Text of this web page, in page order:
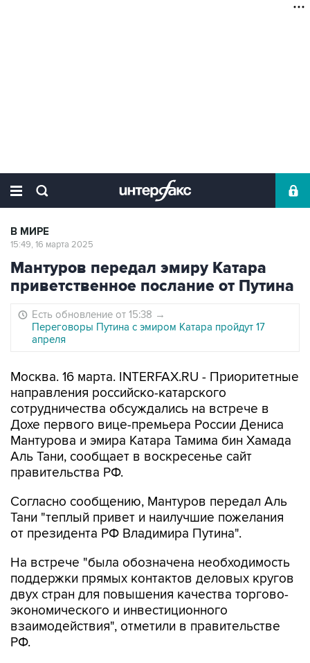
В МИРЕ
15:49, 16 марта 2025
Мантуров передал эмиру Катара
приветственное послание от Путина
Есть обновление от 15:38 →
Переговоры Путина с эмиром Катара пройдут 17
апреля
Москва. 16 марта. INTERFAX.RU - Приоритетные
направления российско-катарского
сотрудничества обсуждались на встрече в
Дохе первого вице-премьера России Дениса
Мантурова и эмира Катара Тамима бин Хамада
Аль Тани, сообщает в воскресенье сайт
правительства РФ.
Согласно сообщению, Мантуров передал Аль
Тани "теплый привет и наилучшие пожелания
от президента РФ Владимира Путина".
На встрече "была обозначена необходимость
поддержки прямых контактов деловых кругов
двух стран для повышения качества торгово-
экономического и инвестиционного
взаимодействия", отметили в правительстве
РФ.